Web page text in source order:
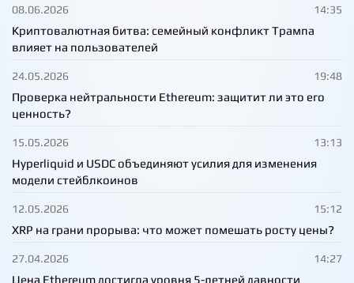
08.06.2026 14:35
Криптовалютная битва: семейный конфликт Трампа
влияет на пользователей
24.05.2026 19:48
Проверка нейтральности Ethereum: защитит ли это его
ценность?
15.05.2026 13:13
Hyperliquid и USDC объединяют усилия для изменения
модели стейблкоинов
12.05.2026 15:12
XRP на грани прорыва: что может помешать росту цены?
27.04.2026 14:27
Цена Ethereum достигла уровня 5-летней давности